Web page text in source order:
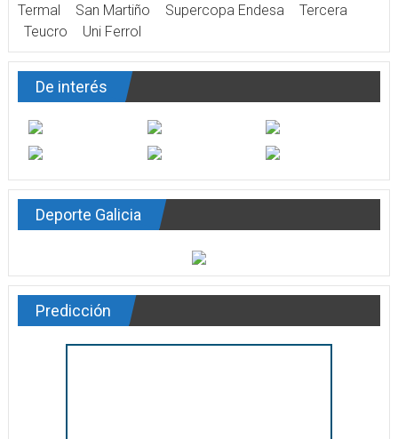
Termal
San Martiño Supercopa Endesa
Tercera
Teucro
Uni Ferrol
De interés
Deporte Galicia
Predicción